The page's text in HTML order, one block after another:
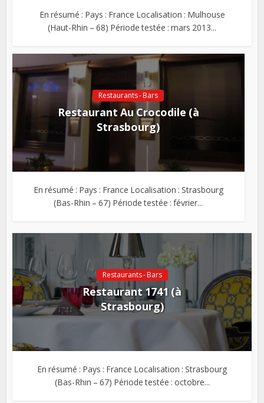
En résumé : Pays : France Localisation : Mulhouse
(Haut-Rhin – 68) Période testée : mars 2013...
Restaurants - Bars
Restaurant Au Crocodile (à
Strasbourg)
En résumé : Pays : France Localisation : Strasbourg
(Bas-Rhin – 67) Période testée : février...
Restaurants - Bars
Restaurant 1741 (à
Strasbourg)
En résumé : Pays : France Localisation : Strasbourg
(Bas-Rhin – 67) Période testée : octobre...